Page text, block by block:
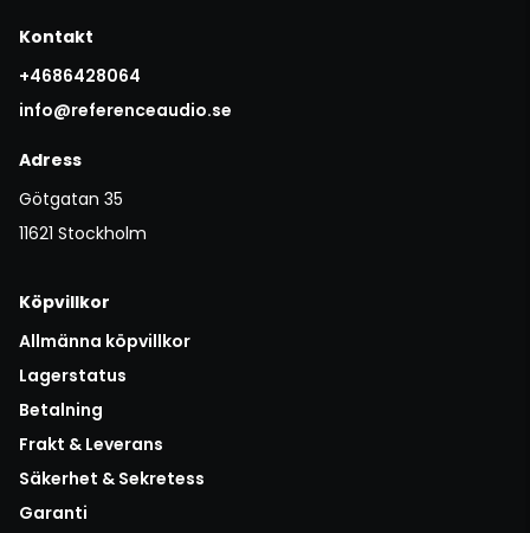
Kontakt
+4686428064
info@referenceaudio.se
Adress
Götgatan 35
11621 Stockholm
Köpvillkor
Allmänna köpvillkor
Lagerstatus
Betalning
Frakt & Leverans
Säkerhet & Sekretess
Garanti